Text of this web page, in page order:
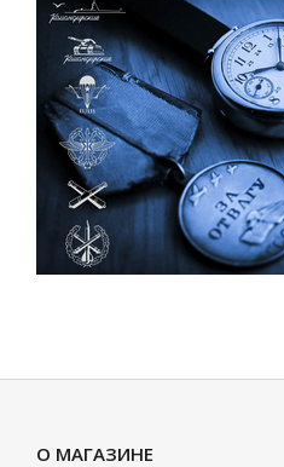
О МАГАЗИНЕ